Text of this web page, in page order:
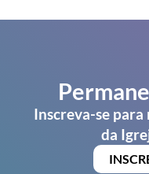
Inscreva-se
da